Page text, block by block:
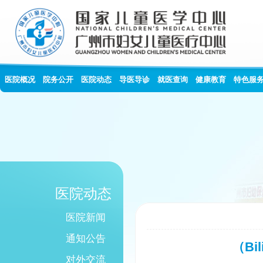
医院概况 院务公开 医院动态 导医导诊 就医查询 健康教育 特色服
医院动态
医院新闻
通知公告
对外交流
（